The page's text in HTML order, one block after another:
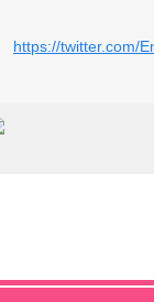
https://twitter.com/